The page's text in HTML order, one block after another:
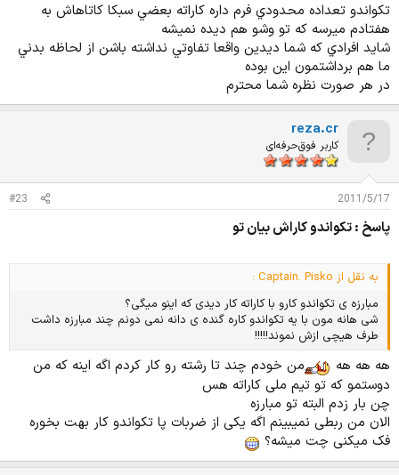
تكواندو تعداده محدودي فرم داره كاراته بعضي سبكا كاتاهاش به
هفتادم ميرسه كه تو وشو هم ديده نميشه
شايد افرادي كه شما ديدين واقعا تفاوتي نداشته باشن از لحاظه بدني
ما هم برداشتمون اين بوده
در هر صورت نظره شما محترم
reza.cr
کاربر فوق‌حرفه‌ای
2011/5/17
#23
پاسخ : تکواندو کاراش بیان تو
به نقل از Captain. Pisko :
مبارزه ی تکواندو کارو با کاراته کار دیدی که اینو میگی؟
شی هانه مون با یه تکواندو کاره گنده ی دانه نمی دونم چند مبارزه داشت
طرف هیچی ازش نموند!!!!!
هه هه هه
من خودم چند تا رشته رو کار کردم اگه اینه که من
دوستمو که تو تیم ملی کاراته هس
چن بار زدم البته تو مبارزه
الان من ربطی نمیبینم اگه یکی از ضربات پا تکواندو کار بهت بخوره
فک میکنی چت میشه؟